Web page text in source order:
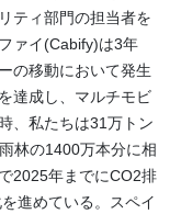
ティ部門の担当者を
ァイ(Cabify)は3年
の移動において発生
達成し、マルチモビ
、私たちは31万トン
林の1400万本分に相
2025年までにCO2排
進めている。スペイ